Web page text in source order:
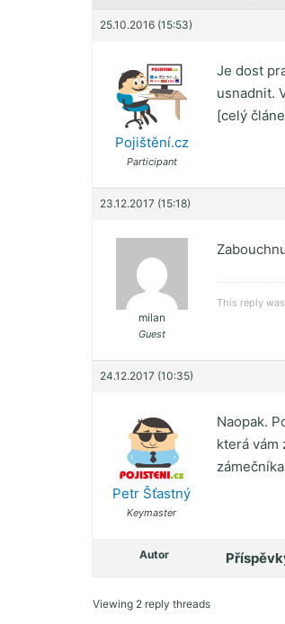
25.10.2016 (15:53)
Pojištění.cz
Participant
Je dost
usnadnit.
[celý
23.12.2017 (15:18)
milan
Guest
This reply
24.12.2017 (10:35)
Petr Šťastný
Keymaster
Naopak.
která vám
Autor
Viewing 2 reply threads